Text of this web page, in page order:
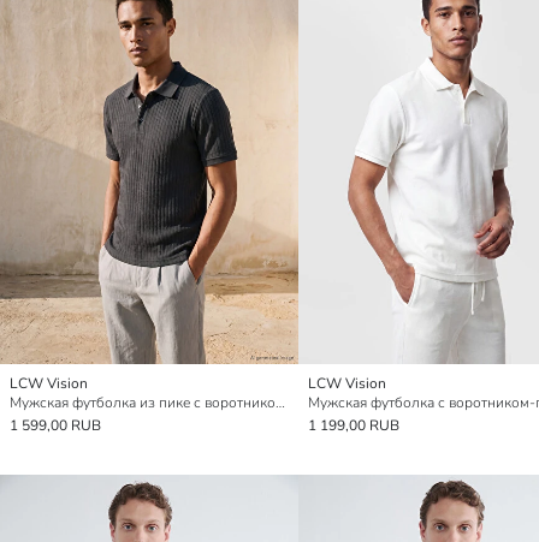
LCW Vision
Мужская футболка из пике с воротником-поло
1 599,00 RUB
LCW Vision
Мужская футболка с
1 199,00 RUB